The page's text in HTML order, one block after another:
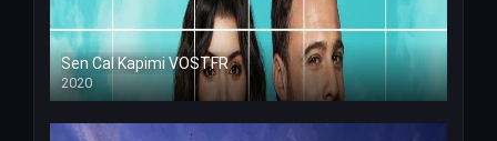
Sen Cal Kapimi VOSTFR
2020